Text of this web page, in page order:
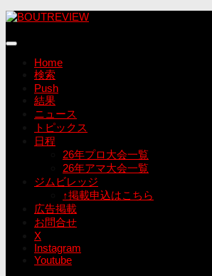
コ
テ
Home
検索
Push
結果
ニュース
トピックス
日程
26年プロ大会一覧
26年アマ大会一覧
ジムビレッジ
↑掲載申込はこちら
広告掲載
お問合せ
X
Instagram
Youtube